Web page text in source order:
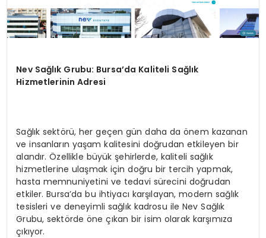
Nev Sağlık Grubu: Bursa’da Kaliteli Sağlık
Hizmetlerinin Adresi
Sağlık sektörü, her geçen gün daha da önem kazanan
ve insanların yaşam kalitesini doğrudan etkileyen bir
alandır. Özellikle büyük şehirlerde, kaliteli sağlık
hizmetlerine ulaşmak için doğru bir tercih yapmak,
hasta memnuniyetini ve tedavi sürecini doğrudan
etkiler. Bursa’da bu ihtiyacı karşılayan, modern sağlık
tesisleri ve deneyimli sağlık kadrosu ile Nev Sağlık
Grubu, sektörde öne çıkan bir isim olarak karşımıza
çıkıyor.